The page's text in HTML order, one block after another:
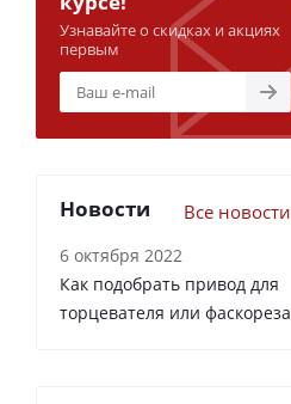
Узнавайте о скидках и акциях
первым
Новости Все новости
6 октября 2022
Как подобрать привод для
торцевателя или фаскореза